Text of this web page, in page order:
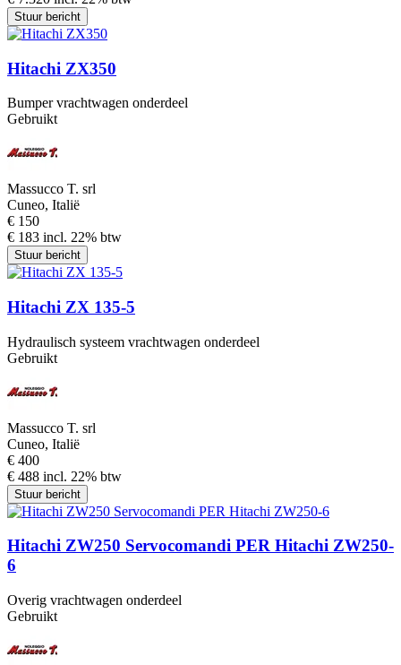
Stuur bericht
Hitachi ZX350
Bumper vrachtwagen onderdeel
Gebruikt
Massucco T. srl
Cuneo, Italië
€ 150
€ 183 incl. 22% btw
Stuur bericht
Hitachi ZX 135-5
Hydraulisch systeem vrachtwagen onderdeel
Gebruikt
Massucco T. srl
Cuneo, Italië
€ 400
€ 488 incl. 22% btw
Stuur bericht
Hitachi ZW250 Servocomandi PER Hitachi ZW250-
6
Overig vrachtwagen onderdeel
Gebruikt